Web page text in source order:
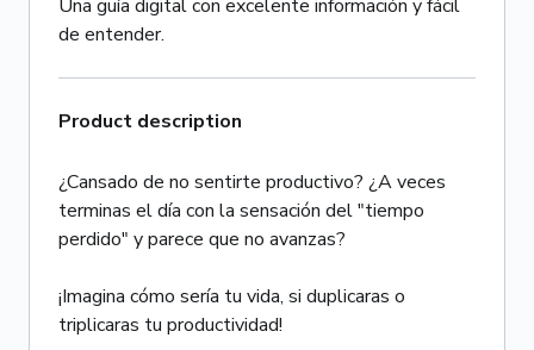
Una guía digital con excelente información y fácil
de entender.
Product description
¿Cansado de no sentirte productivo? ¿A veces
terminas el día con la sensación del "tiempo
perdido" y parece que no avanzas?
¡Imagina cómo sería tu vida, si duplicaras o
triplicaras tu productividad!